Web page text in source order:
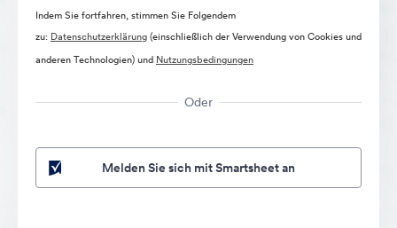
Indem Sie fortfahren, stimmen Sie Folgendem
zu: Datenschutzerklärung(einschließlich der Verwendung von Cookies und
anderen Technologien) und Nutzungsbedingungen
Oder
Melden Sie sich mit Smartsheet an